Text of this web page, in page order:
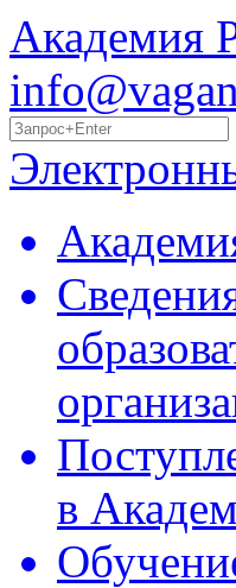
Академия
в